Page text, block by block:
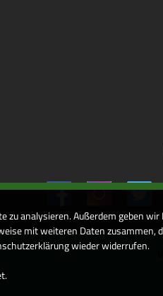
zu analysieren. Außerdem geben
mit weiteren Daten zusammen,
wieder widerrufen.